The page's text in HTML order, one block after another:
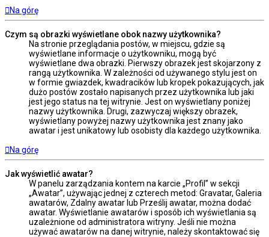
Na górę
Czym są obrazki wyświetlane obok nazwy użytkownika?
Na stronie przeglądania postów, w miejscu, gdzie są
wyświetlane informacje o użytkowniku, mogą być
wyświetlane dwa obrazki. Pierwszy obrazek jest skojarzony z
rangą użytkownika. W zależności od używanego stylu jest on
w formie gwiazdek, kwadracików lub kropek pokazujących, jak
dużo postów zostało napisanych przez użytkownika lub jaki
jest jego status na tej witrynie. Jest on wyświetlany poniżej
nazwy użytkownika. Drugi, zazwyczaj większy obrazek,
wyświetlany powyżej nazwy użytkownika jest znany jako
awatar i jest unikatowy lub osobisty dla każdego użytkownika.
Na górę
Jak wyświetlić awatar?
W panelu zarządzania kontem na karcie „Profil” w sekcji
„Awatar”, używając jednej z czterech metod: Gravatar, Galeria
awatarów, Zdalny awatar lub Prześlij awatar, można dodać
awatar. Wyświetlanie awatarów i sposób ich wyświetlania są
uzależnione od administratora witryny. Jeśli nie można
używać awatarów na danej witrynie, należy skontaktować się